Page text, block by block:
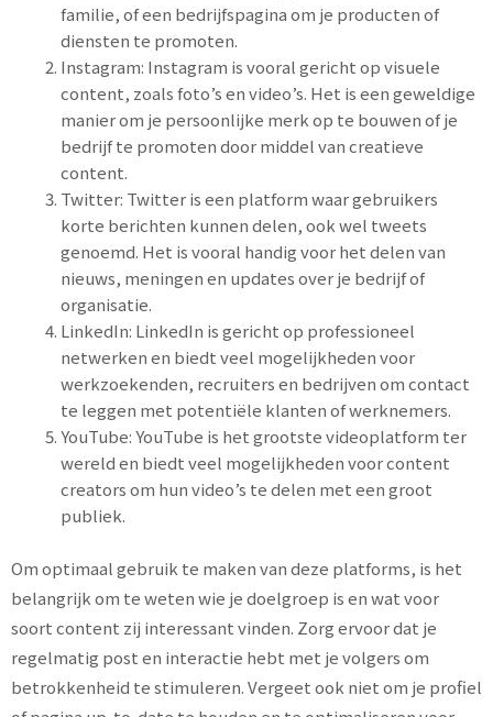
familie, of een bedrijfspagina om je producten of
diensten te promoten.
Instagram: Instagram is vooral gericht op visuele
content, zoals foto’s en video’s. Het is een geweldige
manier om je persoonlijke merk op te bouwen of je
bedrijf te promoten door middel van creatieve
content.
Twitter: Twitter is een platform waar gebruikers
korte berichten kunnen delen, ook wel tweets
genoemd. Het is vooral handig voor het delen van
nieuws, meningen en updates over je bedrijf of
organisatie.
LinkedIn: LinkedIn is gericht op professioneel
netwerken en biedt veel mogelijkheden voor
werkzoekenden, recruiters en bedrijven om contact
te leggen met potentiële klanten of werknemers.
YouTube: YouTube is het grootste videoplatform ter
wereld en biedt veel mogelijkheden voor content
creators om hun video’s te delen met een groot
publiek.
Om optimaal gebruik te maken van deze platforms, is het
belangrijk om te weten wie je doelgroep is en wat voor
soort content zij interessant vinden. Zorg ervoor dat je
regelmatig post en interactie hebt met je volgers om
betrokkenheid te stimuleren. Vergeet ook niet om je profiel